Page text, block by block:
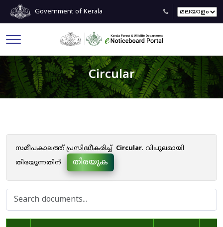
Government of Kerala
Circular
സമീപകാലത്ത് പ്രസിദ്ധീകരിച്ച് Circular. വിപുലമായി
തിരയുന്നതിന്
തിരയുക